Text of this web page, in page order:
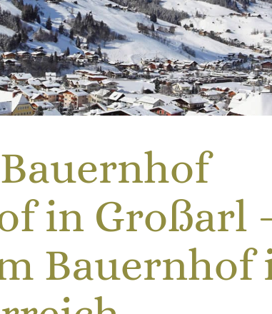
in Großarl
Bauernhof